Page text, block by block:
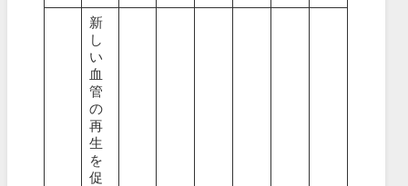
新
し
い
血
管
の
再
生
を
促